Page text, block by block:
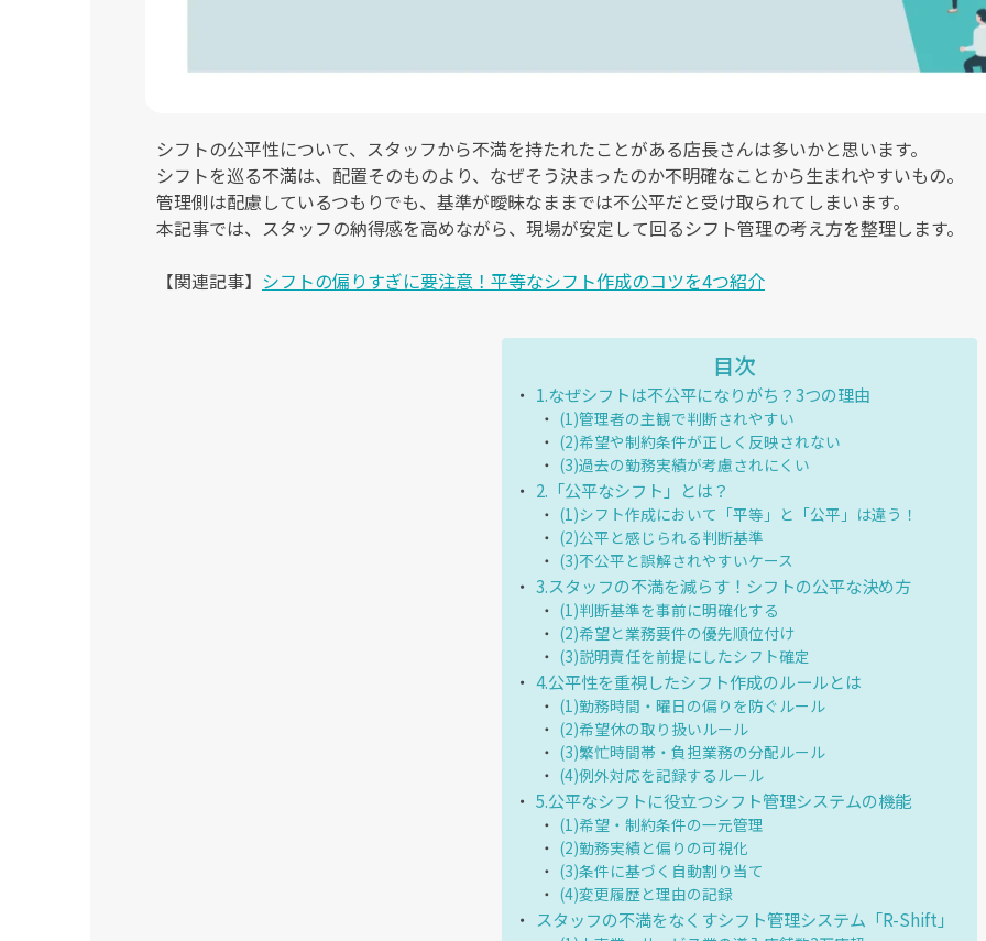
シフトの公平性について、スタッフから不満を持たれたことがある店長さんは多いかと思います。
シフトを巡る不満は、配置そのものより、なぜそう決まったのか不明確なことから生まれやすいもの。
管理側は配慮しているつもりでも、基準が曖昧なままでは不公平だと受け取られてしまいます。
本記事では、スタッフの納得感を高めながら、現場が安定して回るシフト管理の考え方を整理します。
【関連記事】 シフトの偏りすぎに要注意！平等なシフト作成のコツを4つ紹介
目次
1.なぜシフトは不公平になりがち？3つの理由
(1)管理者の主観で判断されやすい
(2)希望や制約条件が正しく反映されない
(3)過去の勤務実績が考慮されにくい
2.「公平なシフト」とは？
(1)シフト作成において「平等」と「公平」は違う！
(2)公平と感じられる判断基準
(3)不公平と誤解されやすいケース
3.スタッフの不満を減らす！シフトの公平な決め方
(1)判断基準を事前に明確化する
(2)希望と業務要件の優先順位付け
(3)説明責任を前提にしたシフト確定
4.公平性を重視したシフト作成のルールとは
(1)勤務時間・曜日の偏りを防ぐルール
(2)希望休の取り扱いルール
(3)繁忙時間帯・負担業務の分配ルール
(4)例外対応を記録するルール
5.公平なシフトに役立つシフト管理システムの機能
(1)希望・制約条件の一元管理
(2)勤務実績と偏りの可視化
(3)条件に基づく自動割り当て
(4)変更履歴と理由の記録
スタッフの不満をなくすシフト管理システム「R-Shift」